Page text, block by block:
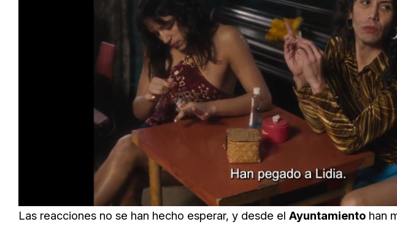
Loaded
57.99%
Las reacciones no se han hecho esperar, y desde el Ayuntamiento han